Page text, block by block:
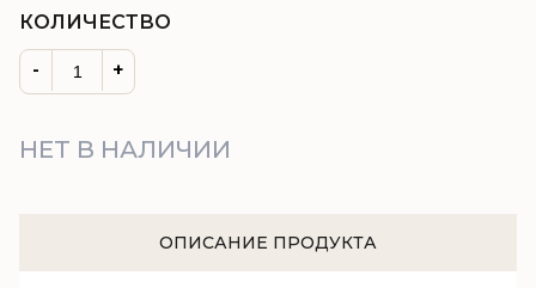
КОЛИЧЕСТВО
- +
НЕТ В НАЛИЧИИ
ОПИСАНИЕ ПРОДУКТА